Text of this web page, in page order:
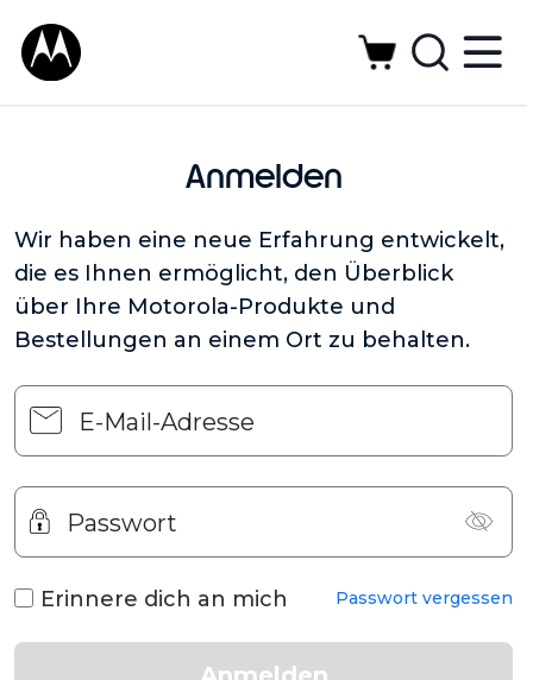
Anmelden
Wir haben eine neue Erfahrung entwickelt,
die es Ihnen ermöglicht, den Überblick
über Ihre Motorola-Produkte und
Bestellungen an einem Ort zu behalten.
E-Mail-Adresse
Passwort
Erinnere dich an mich Passwort vergessen